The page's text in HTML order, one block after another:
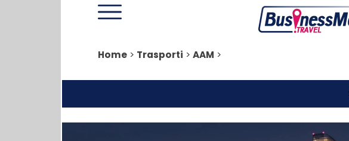
Home > Trasporti > AAM >